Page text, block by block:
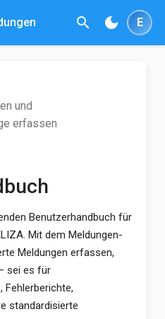
search dark_mode E
und
erfassen
Benutzerhandbuch für
Mit dem Meldungen-
Meldungen erfassen,
sei es für
Fehlerberichte,
standardisierte